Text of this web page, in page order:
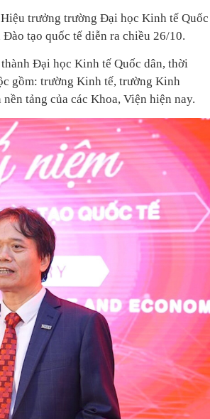
trưởng trường Đại học Kinh tế Quốc
tạo quốc tế diễn ra chiều 26/10.
Đại học Kinh tế Quốc dân, thời
gồm: trường Kinh tế, trường Kinh
tảng của các Khoa, Viện hiện nay.